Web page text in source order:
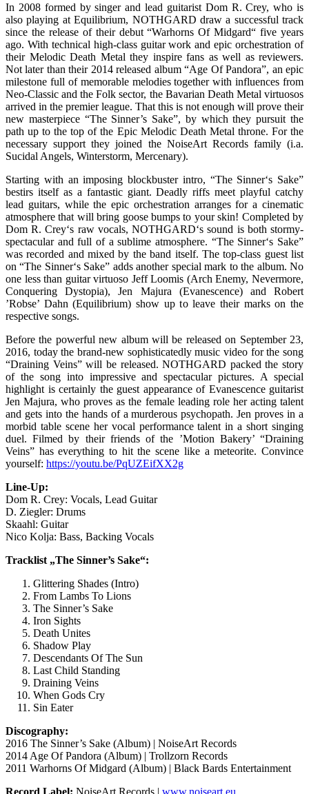
In 2008 formed by singer and lead guitarist Dom R. Crey, who is
also playing at Equilibrium, NOTHGARD draw a successful track
since the release of their debut “Warhorns Of Midgard“ five years
ago. With technical high-class guitar work and epic orchestration of
their Melodic Death Metal they inspire fans as well as reviewers.
Not later than their 2014 released album “Age Of Pandora”, an epic
milestone full of memorable melodies together with influences from
Neo-Classic and the Folk sector, the Bavarian Death Metal virtuosos
arrived in the premier league. That this is not enough will prove their
new masterpiece “The Sinner’s Sake”, by which they pursuit the
path up to the top of the Epic Melodic Death Metal throne. For the
necessary support they joined the NoiseArt Records family (i.a.
Sucidal Angels, Winterstorm, Mercenary).
Starting with an imposing blockbuster intro, “The Sinner‘s Sake”
bestirs itself as a fantastic giant. Deadly riffs meet playful catchy
lead guitars, while the epic orchestration arranges for a cinematic
atmosphere that will bring goose bumps to your skin! Completed by
Dom R. Crey‘s raw vocals, NOTHGARD‘s sound is both stormy-
spectacular and full of a sublime atmosphere. “The Sinner‘s Sake”
was recorded and mixed by the band itself. The top-class guest list
on “The Sinner‘s Sake” adds another special mark to the album. No
one less than guitar virtuoso Jeff Loomis (Arch Enemy, Nevermore,
Conquering Dystopia), Jen Majura (Evanescence) and Robert
’Robse’ Dahn (Equilibrium) show up to leave their marks on the
respective songs.
Before the powerful new album will be released on September 23,
2016, today the brand-new sophisticatedly music video for the song
“Draining Veins” will be released. NOTHGARD packed the story
of the song into impressive and spectacular pictures. A special
highlight is certainly the guest appearance of Evanescence guitarist
Jen Majura, who proves as the female leading role her acting talent
and gets into the hands of a murderous psychopath. Jen proves in a
morbid table scene her vocal performance talent in a short singing
duel. Filmed by their friends of the ’Motion Bakery’ “Draining
Veins” has everything to hit the scene like a meteorite. Convince
yourself: https://youtu.be/PqUZEifXX2g
Line-Up:
Dom R. Crey: Vocals, Lead Guitar
D. Ziegler: Drums
Skaahl: Guitar
Nico Kolja: Bass, Backing Vocals
Tracklist „The Sinner’s Sake“:
Glittering Shades (Intro)
From Lambs To Lions
The Sinner’s Sake
Iron Sights
Death Unites
Shadow Play
Descendants Of The Sun
Last Child Standing
Draining Veins
When Gods Cry
Sin Eater
Discography:
2016 The Sinner’s Sake (Album) | NoiseArt Records
2014 Age Of Pandora (Album) | Trollzorn Records
2011 Warhorns Of Midgard (Album) | Black Bards Entertainment
Record Label: NoiseArt Records | www.noiseart.eu